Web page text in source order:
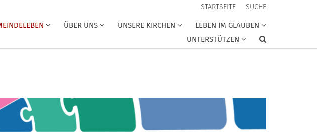
STARTSEITE SUCHE
ÜBER UNS UNSERE KIRCHEN
LEBEN IM GLAUBEN
UNTERSTÜTZEN